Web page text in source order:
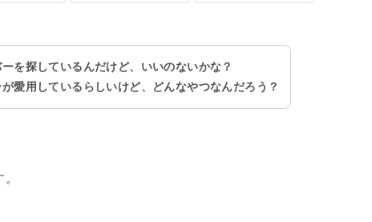
を探しているんだけど、いいのないかな？
愛用しているらしいけど、どんなやつなんだろう？